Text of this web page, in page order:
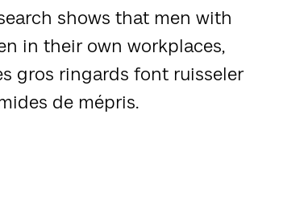
shows that men with
in their own workplaces,
gros ringards font ruisseler
de mépris.